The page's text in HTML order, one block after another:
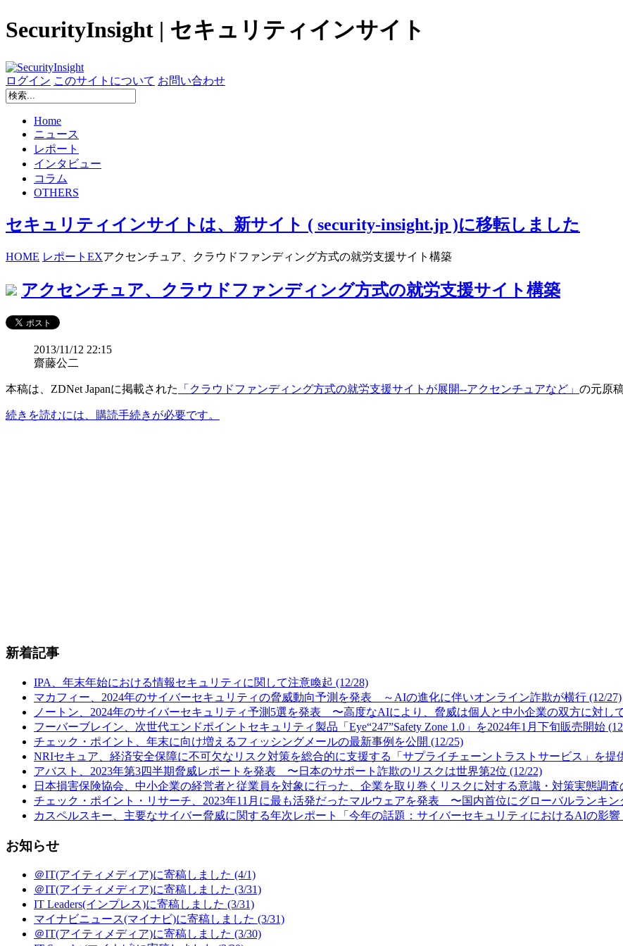
SecurityInsight | セキュリティインサイト
ログイン このサイトについて お問い合わせ
Home
ニュース
レポート
インタビュー
コラム
OTHERS
セキュリティインサイトは、新サイト ( security-insight.jp )に移転しました
HOME レポート EXアクセンチュア、クラウドファンディング方式の就労支援サイト構築
アクセンチュア、クラウドファンディング方式の就労支援サイト構築
2013/11/12 22:15
齋藤公二
本稿は、ZDNet Japanに掲載された 「クラウドファンディング方式の就労支援サイトが展開--アクセンチュアなど」 の元原
続きを読むには、購読手続きが必要です。
新着記事
IPA、年末年始における情報セキュリティに関して注意喚起 (12/28)
マカフィー、2024年のサイバーセキュリティの脅威動向予測を発表 ～AIの進化に伴いオンライン詐欺が横行 (12/27)
ノートン、2024年のサイバーセキュリティ予測5選を発表 〜高度なAIにより、脅威は個人と中小企業の双方に対し
フーバーブレイン、次世代エンドポイントセキュリティ製品「Eye“247”Safety Zone 1.0」を2024年1月下旬販売開始
チェック・ポイント、年末に向け増えるフィッシングメールの最新事例を公開 (12/25)
NRIセキュア、経済安全保障に不可欠なリスク対策を総合的に支援する「サプライチェーントラストサービス」を提
アバスト、2023年第3四半期脅威レポートを発表 〜日本のサポート詐欺のリスクは世界第2位 (12/22)
日本損害保険協会、中小企業の経営者と従業員を対象に行った、企業を取り巻くリスクに対する意識・対策実態調査
チェック・ポイント・リサーチ、2023年11月に最も活発だったマルウェアを発表 〜国内首位にグローバルランキン
カスペルスキー、主要なサイバー脅威に関する年次レポート「今年の話題：サイバーセキュリティにおけるAIの影響
お知らせ
＠IT(アイティメディア)に寄稿しました (4/1)
＠IT(アイティメディア)に寄稿しました (3/31)
IT Leaders(インプレス)に寄稿しました (3/31)
マイナビニュース(マイナビ)に寄稿しました (3/31)
＠IT(アイティメディア)に寄稿しました (3/30)